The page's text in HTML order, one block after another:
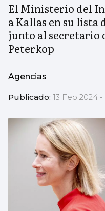
El Ministerio del
a Kallas en su lista
junto al secretario
Peterkop
Agencias
Publicado: 13 Feb 2024 -